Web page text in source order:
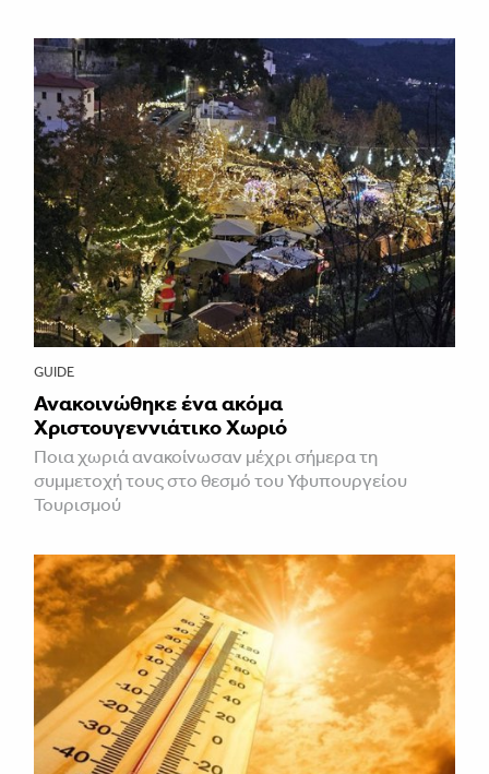
GUIDE
Ανακοινώθηκε ένα ακόμα
Χριστουγεννιάτικο Χωριό
Ποια χωριά ανακοίνωσαν μέχρι σήμερα τη
συμμετοχή τους στο θεσμό του Υφυπουργείου
Τουρισμού